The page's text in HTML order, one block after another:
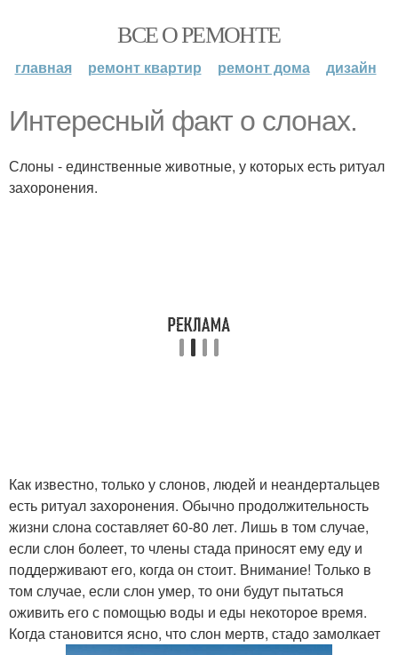
ВСЕ О РЕМОНТЕ
главная ремонт квартир ремонт дома дизайн
Интересный факт о слонах.
Слоны - единственные животные, у которых есть ритуал
захоронения.
Как известно, только у слонов, людей и неандертальцев
есть ритуал захоронения. Обычно продолжительность
жизни слона составляет 60-80 лет. Лишь в том случае,
если слон болеет, то члены стада приносят ему еду и
поддерживают его, когда он стоит. Внимание! Только в
том случае, если слон умер, то они будут пытаться
оживить его с помощью воды и еды некоторое время.
Когда становится ясно, что слон мертв, стадо замолкает